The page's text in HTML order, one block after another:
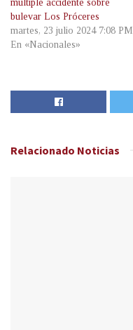
múltiple accidente sobre
bulevar Los Próceres
martes, 23 julio 2024 7:08 PM
En «Nacionales»
Relacionado Noticias